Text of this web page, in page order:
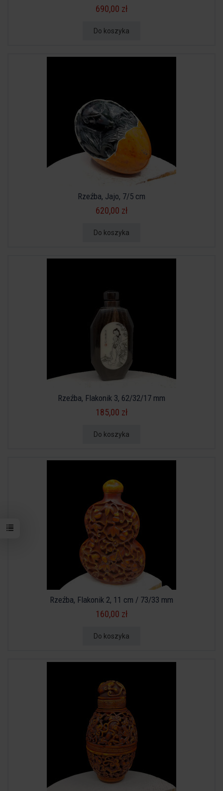
690,00 zł
Do koszyka
Rzeźba, Jajo, 7/5 cm
620,00 zł
Do koszyka
Rzeźba, Flakonik 3, 62/32/17 mm
185,00 zł
Do koszyka
Rzeźba, Flakonik 2, 11 cm / 73/33 mm
160,00 zł
Do koszyka